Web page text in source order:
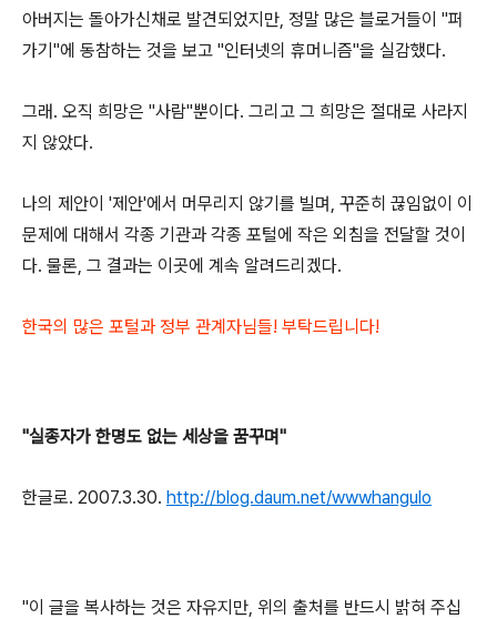
아버지는 돌아가신채로 발견되었지만, 정말 많은 블로거들이 "퍼
가기"에 동참하는 것을 보고 "인터넷의 휴머니즘"을 실감했다.
그래. 오직 희망은 "사람"뿐이다. 그리고 그 희망은 절대로 사라지
지 않았다.
나의 제안이 '제안'에서 머무리지 않기를 빌며, 꾸준히 끊임없이 이
문제에 대해서 각종 기관과 각종 포털에 작은 외침을 전달할 것이
다. 물론, 그 결과는 이곳에 계속 알려드리겠다.
한국의 많은 포털과 정부 관계자님들! 부탁드립니다!
"실종자가 한명도 없는 세상을 꿈꾸며"
한글로. 2007.3.30. http://blog.daum.net/wwwhangulo
"이 글을 복사하는 것은 자유지만, 위의 출처를 반드시 밝혀 주십